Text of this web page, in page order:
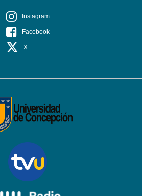
Instagram
Facebook
X